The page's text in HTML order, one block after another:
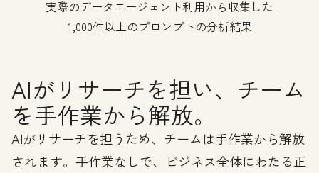
実際のデータエージェント利用から収集した
1,000件以上のプロンプトの分析結果
AIがリサーチを担い、チーム
を手作業から解放。
AIがリサーチを担うため、チームは手作業から解放
されます。手作業なしで、ビジネス全体にわたる正